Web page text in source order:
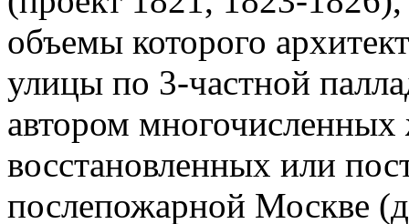
объемы которого
улицы по 3-частной
автором
восстановленных или
послепожарной Москве